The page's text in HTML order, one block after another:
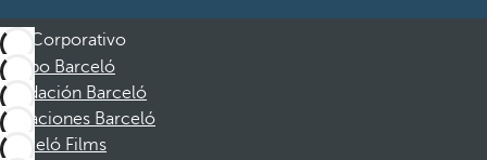
Corporativo
Grupo Barceló
Fundación Barceló
Vacaciones Barceló
Barceló Films